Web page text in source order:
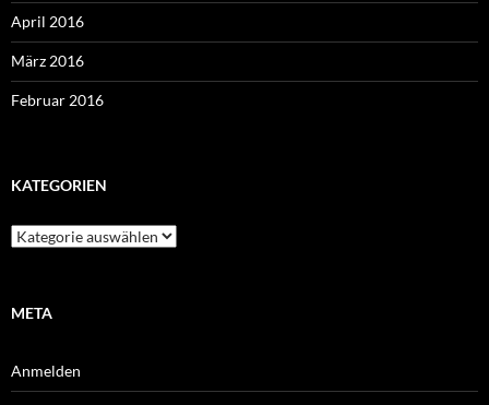
April 2016
März 2016
Februar 2016
KATEGORIEN
Kategorien
META
Anmelden